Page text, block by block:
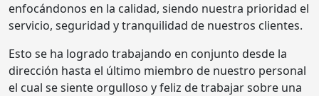
enfocándonos en la calidad, siendo nuestra prioridad el
servicio, seguridad y tranquilidad de nuestros clientes.
Esto se ha logrado trabajando en conjunto desde la
dirección hasta el último miembro de nuestro personal
el cual se siente orgulloso y feliz de trabajar sobre una